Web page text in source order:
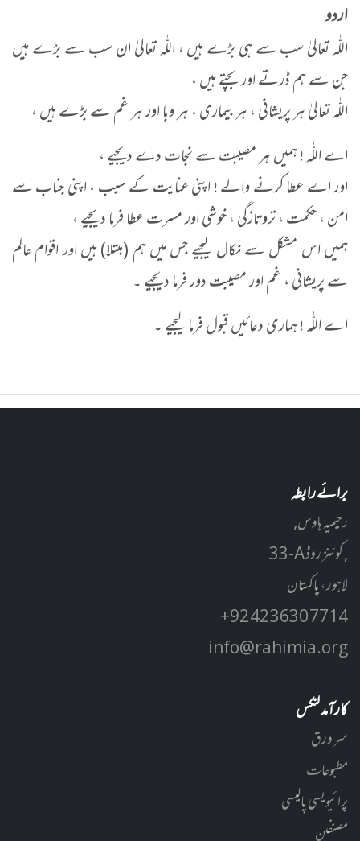
اردو
اللّٰہ تعالیٰ سب سے ہی بڑے ہیں ، اللّٰہ تعالیٰ ان سب سے بڑے ہیں
جن سے ہم ڈرتے اور بچتے ہیں ،
اللّٰہ تعالیٰ ہر پریشانی ، ہر بیماری ، ہر وبا اور ہر غم سے بڑے ہیں ،
اے اللّٰہ ! ہمیں ہر مصیبت سے نجات دے دیجیے ،
اور اے عطا کرنے والے ! اپنی عنایت کے سبب ، اپنی جناب سے
امن ، حکمت ، تروتازگی ، خوشی اور مسرت عطا فرما دیجیے ،
ہمیں اس مشکل سے نکال لیجیے جس میں ہم (مبتلا) ہیں اور اقوام عالم
سے پریشانی ، غم اور مصیبت دور فرما دیجیے ۔
اے اللّٰہ ! ہماری دعائیں قبول فرما لیجیے ۔
برائے رابطہ
رحیمیہ ہاوس,
33-A کوئنز روڈ ,
لاہور، پاکستان
+92 42 3630 7714
info@rahimia.org
کارآمد لنکس
سر ورق
مطبوعات
پرائیویسی پالیسی
مصنفین